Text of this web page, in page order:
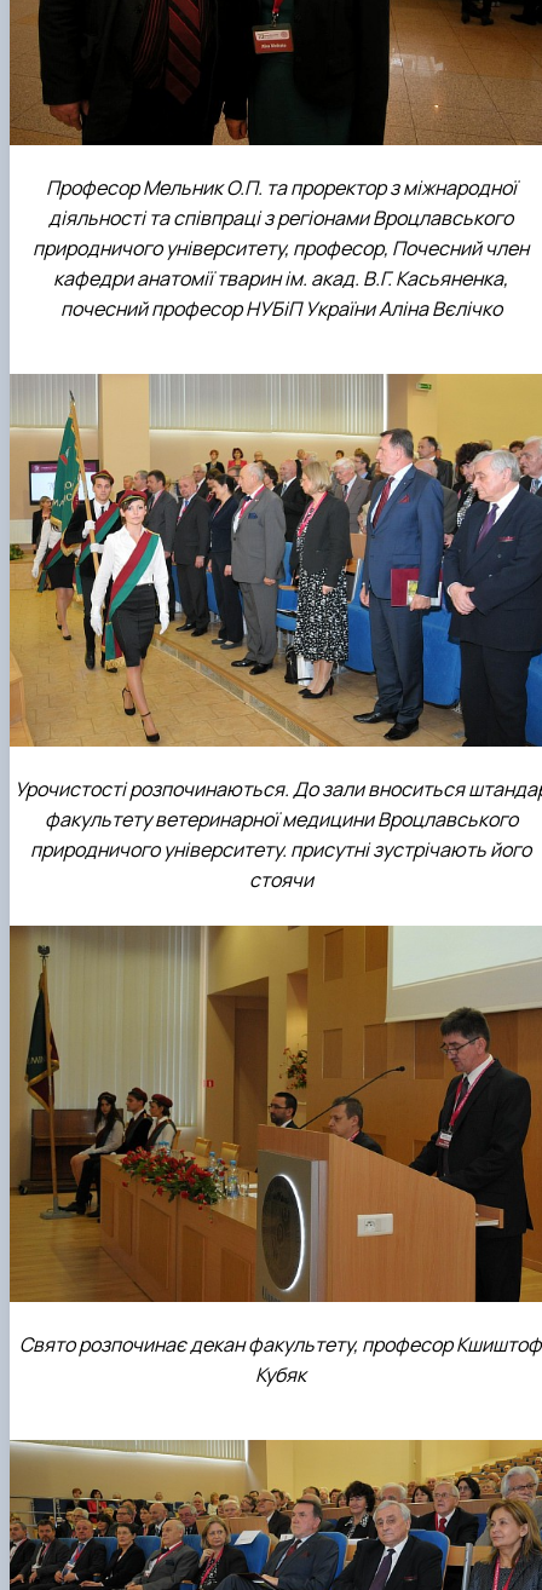
Професор Мельник О.П. та проректор з міжнародної
діяльності та співпраці з регіонами Вроцлавського
природничого університету, професор, Почесний член
кафедри анатомії тварин ім. акад. В.Г. Касьяненка,
почесний професор НУБіП України Аліна Вєлічко
Урочистості розпочинаються. До зали вноситься
факультету ветеринарної медицини Вроцлавського
природничого університету. присутні зустрічають його
стоячи
Свято розпочинає декан факультету, професор Кшиштоф
Кубяк